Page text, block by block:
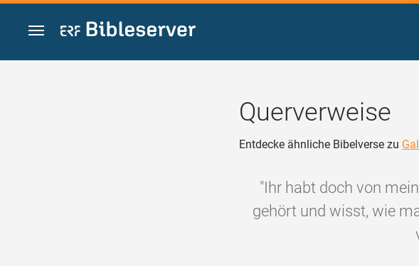
Zum Inhalt springen
Querverweise
Entdecke ähnliche Bibelverse zu
"Ihr habt doch von
gehört und wisst, wie